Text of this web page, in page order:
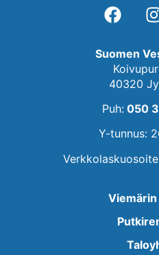
Suomen
40320
Puh: 050
Y-tunnus: